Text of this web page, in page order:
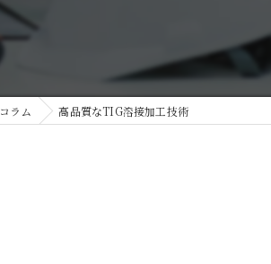
コラム 高品質なTIG溶接加工技術